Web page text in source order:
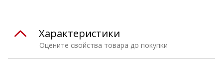
Оцените свойства товара до покупки
Характеристики